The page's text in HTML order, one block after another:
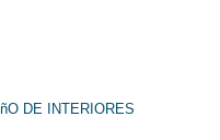
DE INTERIORES